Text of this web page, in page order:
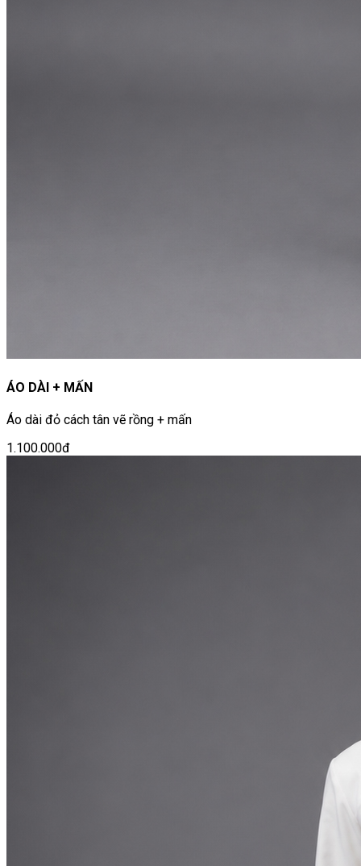
ÁO DÀI + MẤN
Áo dài đỏ cách tân vẽ rồng + mấn
1.100.000đ